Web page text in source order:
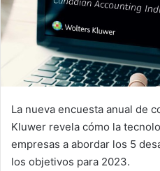
La nueva encuesta anual de
Kluwer revela cómo la
empresas a abordar los 5
los objetivos para 2023.